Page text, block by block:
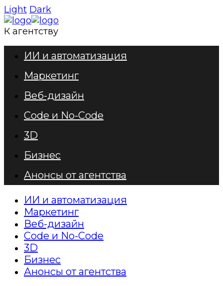
Light Dark
К агентству
ИИ и автоматизация
Маркетинг
Веб-дизайн
Code и No-Code
3D
Бизнес
Анонсы от агентства
ИИ и автоматизация
Маркетинг
Веб-дизайн
Code и No-Code
3D
Бизнес
Анонсы от агентства